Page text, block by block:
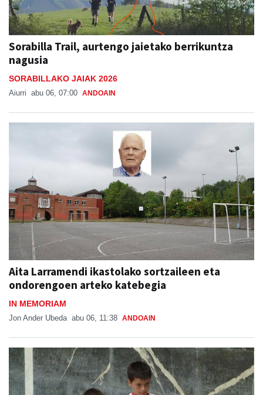
Sorabilla Trail, aurtengo jaietako berrikuntza
nagusia
SORABILLAKO JAIAK 2026
Aiurri abu 06, 07:00 ANDOAIN
Aita Larramendi ikastolako sortzaileen eta
ondorengoen arteko katebegia
IN MEMORIAM
Jon Ander Ubeda abu 06, 11:38 ANDOAIN